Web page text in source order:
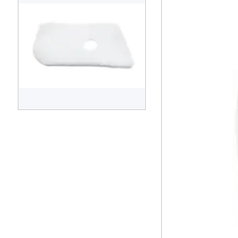
Кущорізи
Роботи-газонокосарки